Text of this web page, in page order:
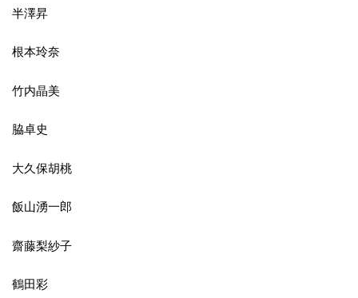
半澤昇
根本玲奈
竹内晶美
脇卓史
大久保胡桃
飯山湧一郎
齋藤梨紗子
鶴田彩